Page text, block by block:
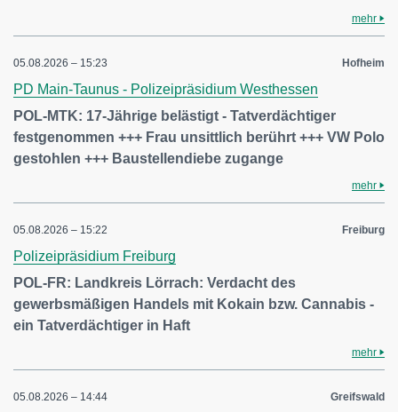
mehr
05.08.2026 – 15:23 Hofheim
PD Main-Taunus - Polizeipräsidium Westhessen
POL-MTK: 17-Jährige belästigt - Tatverdächtiger
festgenommen +++ Frau unsittlich berührt +++ VW Polo
gestohlen +++ Baustellendiebe zugange
mehr
05.08.2026 – 15:22 Freiburg
Polizeipräsidium Freiburg
POL-FR: Landkreis Lörrach: Verdacht des
gewerbsmäßigen Handels mit Kokain bzw. Cannabis -
ein Tatverdächtiger in Haft
mehr
05.08.2026 – 14:44 Greifswald